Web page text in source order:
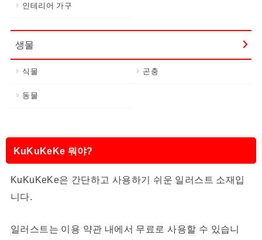
인테리어 가구
생물
식물 곤충
동물
KuKuKeKe 뭐야?
KuKuKeKe은 간단하고 사용하기 쉬운 일러스트 소재입
니다.
일러스트는 이용 약관 내에서 무료로 사용할 수 있습니